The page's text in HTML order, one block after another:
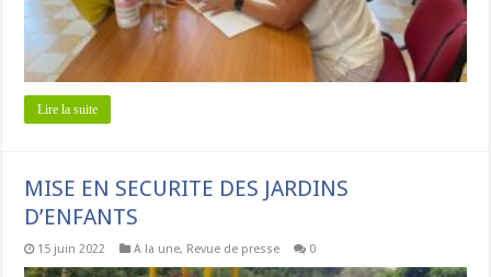
Lire la suite
MISE EN SECURITE DES JARDINS
D’ENFANTS
15 juin 2022 A la une, Revue de presse 0